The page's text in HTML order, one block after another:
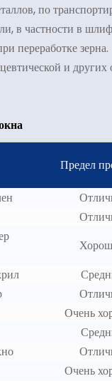
по
в частности в
переработке зерна.
и
Предел
Очень
Очень